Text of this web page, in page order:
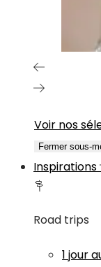
Voir nos
Fermer sous-
Inspirations
Road trips
1 jour